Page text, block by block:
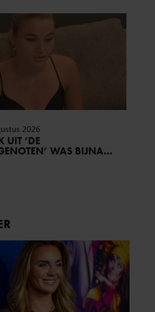
2026
UIT ‘DE
WAS BIJNA